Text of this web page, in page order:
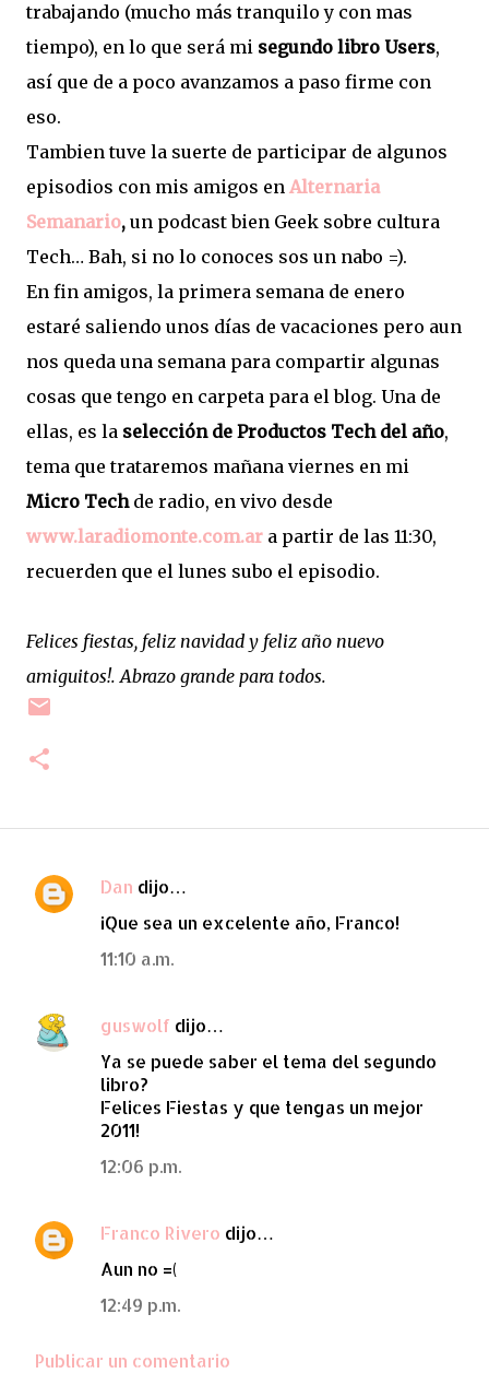
trabajando (mucho más tranquilo y con mas
tiempo), en lo que será mi segundo libro Users,
así que de a poco avanzamos a paso firme con
eso.
Tambien tuve la suerte de participar de algunos
episodios con mis amigos en Alternaria
Semanario, un podcast bien Geek sobre cultura
Tech… Bah, si no lo conoces sos un nabo =).
En fin amigos, la primera semana de enero
estaré saliendo unos días de vacaciones pero aun
nos queda una semana para compartir algunas
cosas que tengo en carpeta para el blog. Una de
ellas, es la selección de Productos Tech del año,
tema que trataremos mañana viernes en mi
Micro Techde radio, en vivo desde
www.laradiomonte.com.ar a partir de las 11:30,
recuerden que el lunes subo el episodio.
Felices fiestas, feliz navidad y feliz año nuevo
amiguitos!. Abrazo grande para todos.
C
n
t
Dan dijo…
¡Que sea un excelente año, Franco!
11:10 a.m.
guswolf dijo…
Ya se puede saber el tema del segundo
libro?
Felices Fiestas y que tengas un mejor
2011!
12:06 p.m.
Franco Rivero dijo…
Aun no =(
12:49 p.m.
Publicar un comentario